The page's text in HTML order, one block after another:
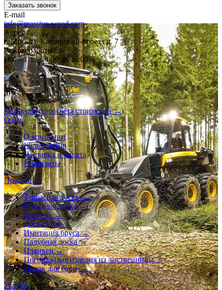
Заказать звонок
E-mail
info@massive-wood.com
Адрес
г. Москва, Каширский проезд д. 7
Режим работы
Пн. – Пт.: с 9:00 до 18:00
Калькулятор расчёта стоимости →
О нас
О компании
Калькулятор
Доставка и оплата
Реквизиты
Продукция
Террасная доска →
Фасадная доска →
Вагонка →
Доска пола →
Имитация бруса →
Палубная доска →
Планкен →
Погонажные изделия из лиственницы →
Полок для бани →
Услуги